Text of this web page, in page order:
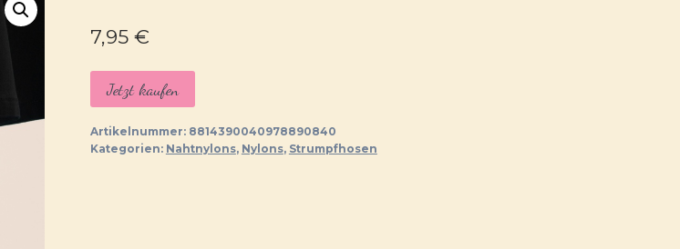
7,95 €
Jetzt kaufen
Artikelnummer: 8814390040978890840
Kategorien: Nahtnylons, Nylons, Strumpfhosen